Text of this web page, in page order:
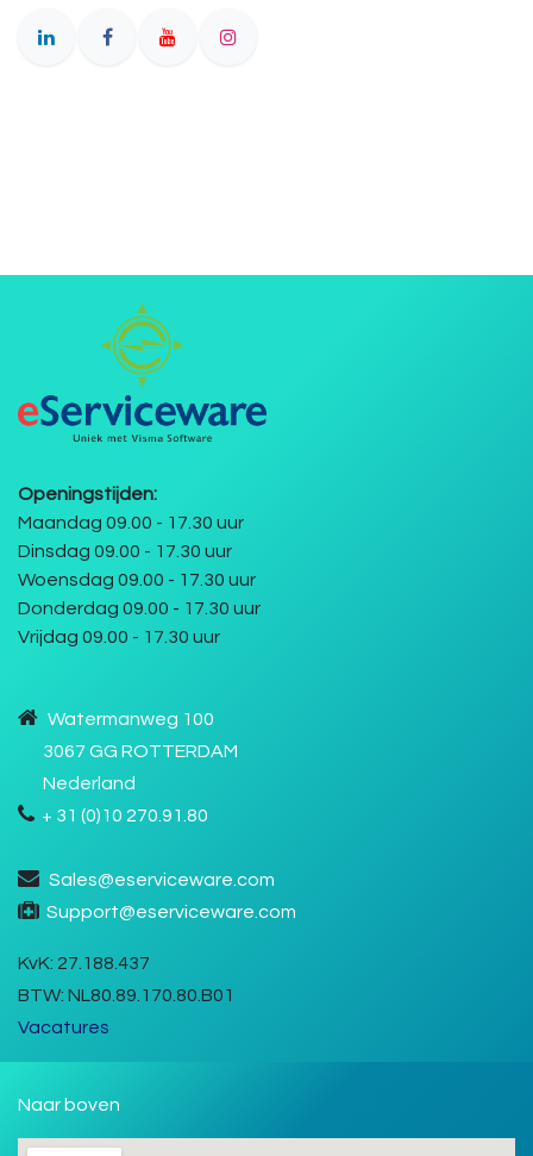
Openingstijden:
Maandag 09.00 - 17.30 uur
Dinsdag 09.00 - 17.30 uur
Woensdag 09.00 - 17.30 uur
Donderdag 09.00 - 17.30 uur
Vrijdag 09.00 - 17.30 uur
Watermanweg 100
3067 GG ROTTERDAM
Nederland
+ 31 (0)10 270.91.80
Sales@eserviceware.com
Support@eserviceware.com
KvK: 27.188.437
BTW: NL80.89.170.80.B01
Vacatures
Naar boven